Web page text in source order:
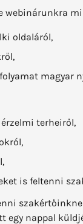
webinárunkra
oldaláról,
magyar
terheiről,
is feltenni
egy nappal